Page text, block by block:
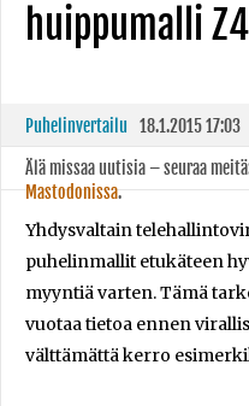
huippumalli
Puhelinvertailu 18.1.2015 17:03
Älä missaa uutisia – seuraa
Mastodonissa.
Yhdysvaltain
puhelinmallit etukäteen
myyntiä varten. Tämä
vuotaa tietoa ennen
välttämättä kerro